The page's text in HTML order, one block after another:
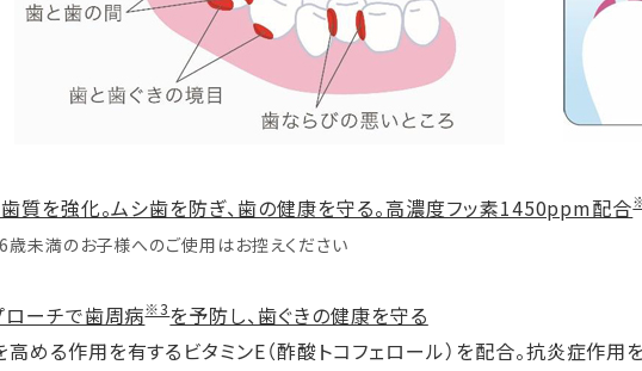
質を強化。ムシ歯を防ぎ、歯の健康を守る。高濃度フッ素1450ppm配合
未満のお子様へのご使用はお控えください
ローチで歯周病※3を予防し、歯ぐきの健康を守る
高める作用を有するビタミンE（酢酸トコフェロール）を配合。抗炎症作用